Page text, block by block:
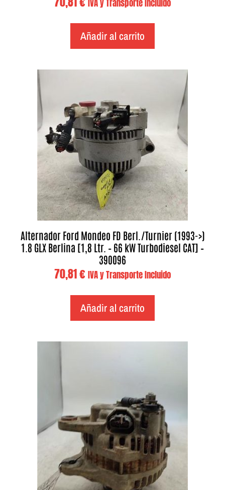
IVA y Transporte Incluido
Añadir al carrito
Alternador Ford Mondeo FD Berl./Turnier (1993->)
1.8 GLX Berlina [1,8 Ltr. – 66 kW Turbodiesel CAT] –
390096
70,81€ IVA y Transporte Incluido
Añadir al carrito